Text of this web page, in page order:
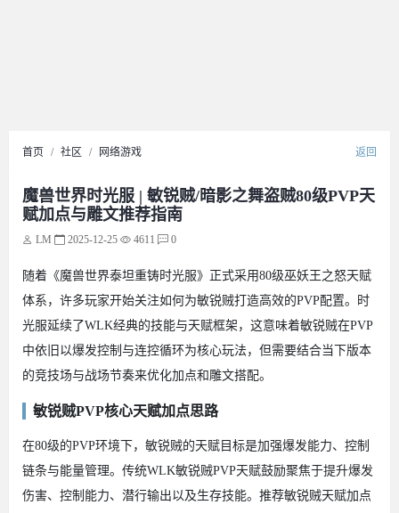
首页 社区 网络游戏 返回
魔兽世界时光服 | 敏锐贼/暗影之舞盗贼80级PVP天
赋加点与雕文推荐指南
LM 2025-12-25 4611 0
随着《魔兽世界泰坦重铸时光服》正式采用80级巫妖王之怒天赋
体系，许多玩家开始关注如何为敏锐贼打造高效的PVP配置。时
光服延续了WLK经典的技能与天赋框架，这意味着敏锐贼在PVP
中依旧以爆发控制与连控循环为核心玩法，但需要结合当下版本
的竞技场与战场节奏来优化加点和雕文搭配。
敏锐贼PVP核心天赋加点思路
在80级的PVP环境下，敏锐贼的天赋目标是加强爆发能力、控制
链条与能量管理。传统WLK敏锐贼PVP天赋鼓励聚焦于提升爆发
伤害、控制能力、潜行输出以及生存技能。推荐敏锐贼天赋加点